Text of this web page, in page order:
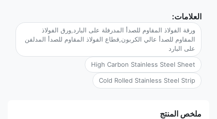
العلامات:
ورقة الفولاذ المقاوم للصدأ المدرفلة على البارد,ورق الفولاذ
المقاوم للصدأ عالي الكربون,قطاع الفولاذ المقاوم للصدأ المدلفن
على البارد
High Carbon Stainless Steel Sheet
Cold Rolled Stainless Steel Strip
ملخص المنتج